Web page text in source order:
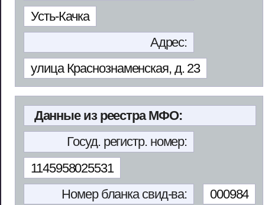
Усть-Качка
Адрес:
улица Краснознаменская, д. 23
Данные из реестра МФО:
Госуд. регистр. номер:
1145958025531
Номер бланка свид-ва:
000984